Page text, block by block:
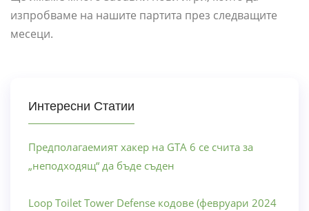
изпробваме на нашите партита през следващите
месеци.
Интересни Статии
Предполагаемият хакер на GTA 6 се счита за
„неподходящ“ да бъде съден
Loop Toilet Tower Defense кодове (февруари 2024